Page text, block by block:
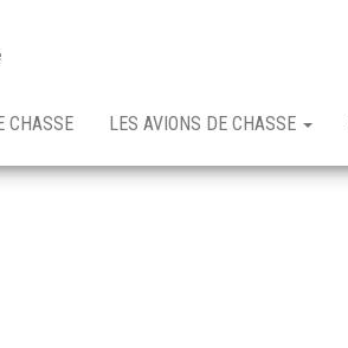
CHASSE LES AVIONS DE CHASSE